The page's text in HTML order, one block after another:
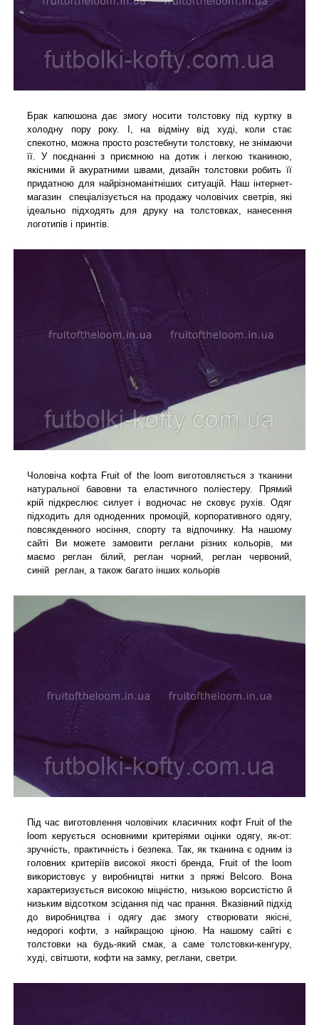
Брак капюшона дає змогу носити толстовку під куртку в
холодну пору року. І, на відміну від худі, коли стає
спекотно, можна просто розстебнути толстовку, не знімаючи
її. У поєднанні з приємною на дотик і легкою тканиною,
якісними й акуратними швами, дизайн толстовки робить її
придатною для найрізноманітніших ситуацій. Наш інтернет-
магазин спеціалізується на продажу чоловічих светрів, які
ідеально підходять для друку на толстовках, нанесення
логотипів і принтів.
Чоловіча кофта Fruit of the loom виготовляється з тканини
натуральної бавовни та еластичного поліестеру. Прямий
крій підкреслює силует і водночас не сковує рухів. Одяг
підходить для одноденних промоцій, корпоративного одягу,
повсякденного носіння, спорту та відпочинку. На нашому
сайті Ви можете замовити реглани різних кольорів, ми
маємо реглан білий, реглан чорний, реглан червоний,
синій реглан, а також багато інших кольорів
Під час виготовлення чоловічих класичних кофт Fruit of the
loom керується основними критеріями оцінки одягу, як-от:
зручність, практичність і безпека. Так, як тканина є одним із
головних критеріїв високої якості бренда, Fruit of the loom
використовує у виробництві нитки з пряжі Belcoro. Вона
характеризується високою міцністю, низькою ворсистістю й
низьким відсотком зсідання під час прання. Вказівний підхід
до виробництва і одягу дає змогу створювати якісні,
недорогі кофти, з найкращою ціною. На нашому сайті є
толстовки на будь-який смак, а саме толстовки-кенгуру,
худі, світшоти, кофти на замку, реглани, светри.